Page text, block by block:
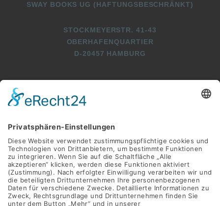
SWAY BOOKS UG (HAFTUNGSBESCHRÄNKT)
STOCKMEYERSTR. 41-43
OBERHAFENQUARTIER
D-20457 HAMBURG
+49 (0)40 2716369 9
INFO@SWAY-BOOKS.DE
      